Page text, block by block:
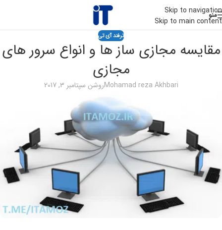
Skip to navigation
Skip to main content
منو
ترفند آی تی
مقایسه مجازی ساز ها و انواع سرور های
مجازی
Mohamad reza Akhbariروشن سپتامبر 3, 2017